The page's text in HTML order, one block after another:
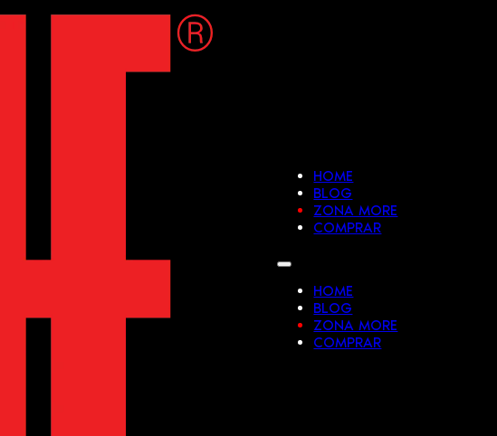
HOME
BLOG
ZONA MORE
COMPRAR
HOME
BLOG
ZONA MORE
COMPRAR